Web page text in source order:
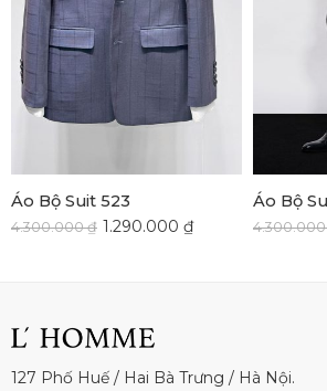
Áo Bộ Suit 523
4.300.000₫ 1.290.000 ₫
Áo Bộ
127 Phố Huế / Hai Bà Trưng / Hà Nội.